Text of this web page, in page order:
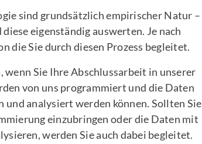
sind grundsätzlich empirischer Natur –
eigenständig auswerten. Je nach
die Sie durch diesen Prozess begleitet.
Sie Ihre Abschlussarbeit in unserer
von uns programmiert und die Daten
und analysiert werden können. Sollten Sie
einzubringen oder die Daten mit
werden Sie auch dabei begleitet.